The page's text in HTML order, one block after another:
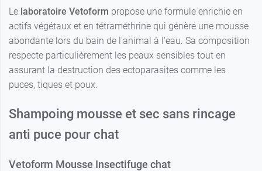
Le laboratoire Vetoform propose une formule enrichie en
actifs végétaux et en tétraméthrine qui génère une mousse
abondante lors du bain de l'animal à l'eau. Sa composition
respecte particulièrement les peaux sensibles tout en
assurant la destruction des ectoparasites comme les
puces, tiques et poux.
Shampoing mousse et sec sans rincage
anti puce pour chat
Vetoform Mousse Insectifuge chat